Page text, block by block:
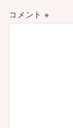
コメント ※